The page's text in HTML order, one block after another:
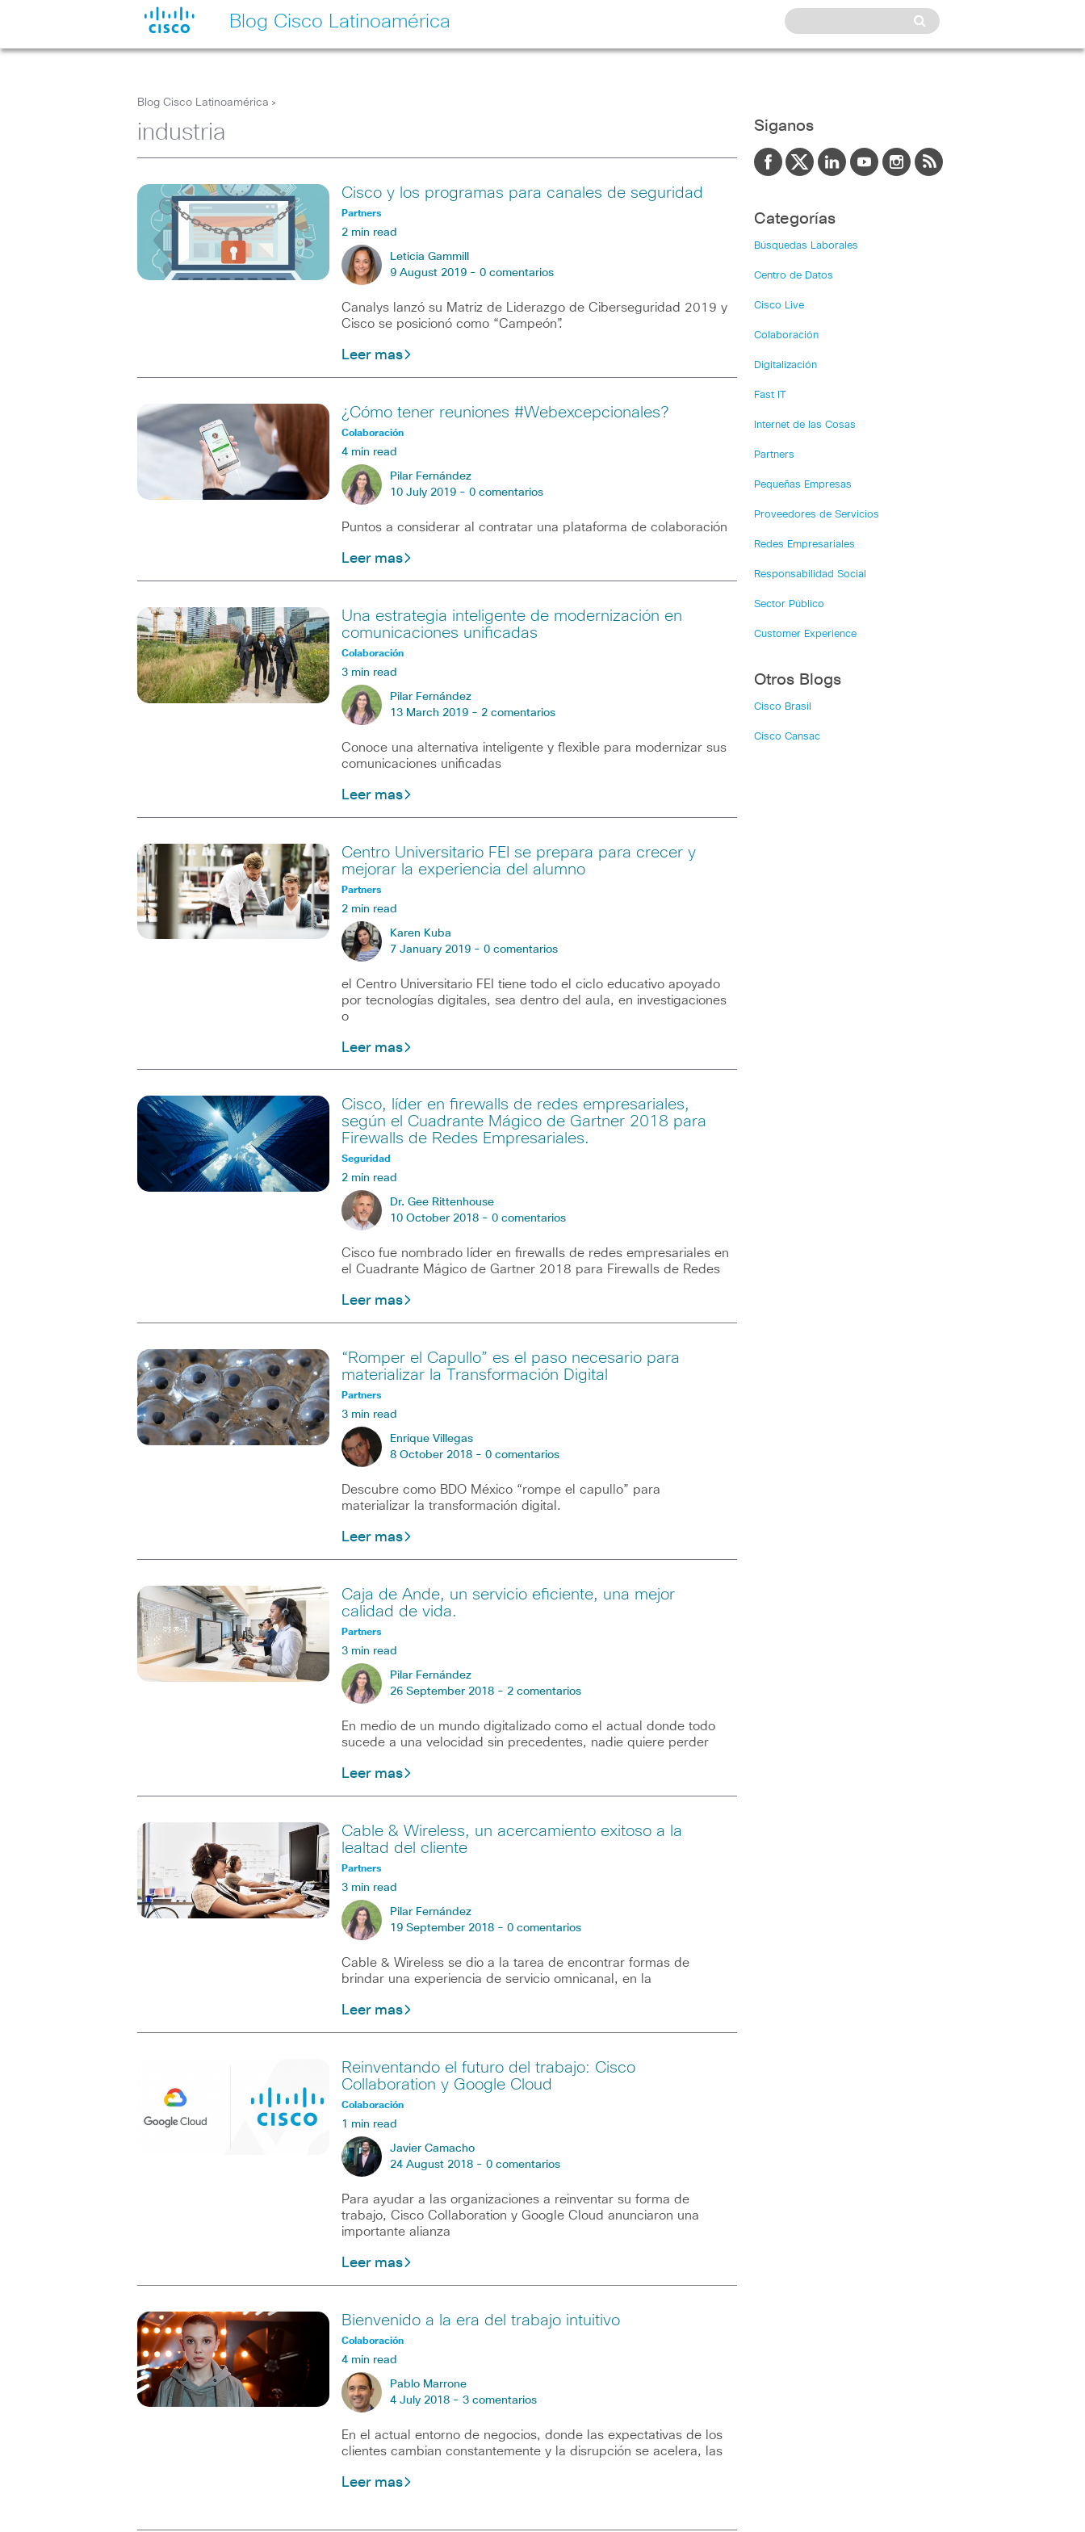
Blog Cisco Latinoamérica
Blog Cisco Latinoamérica >
industria
Cisco y los programas para canales de seguridad
Partners
2 min read
Leticia Gammill
9 August 2019 - 0 comentarios
Canalys lanzó su Matriz de Liderazgo de Ciberseguridad 2019 y
Cisco se posicionó como “Campeón”.
Leer mas
¿Cómo tener reuniones #Webexcepcionales?
Colaboración
4 min read
Pilar Fernández
10 July 2019 - 0 comentarios
Puntos a considerar al contratar una plataforma de colaboración
Leer mas
Una estrategia inteligente de modernización en
comunicaciones unificadas
Colaboración
3 min read
Pilar Fernández
13 March 2019 - 2 comentarios
Conoce una alternativa inteligente y flexible para modernizar sus
comunicaciones unificadas
Leer mas
Centro Universitario FEI se prepara para crecer y
mejorar la experiencia del alumno
Partners
2 min read
Karen Kuba
7 January 2019 - 0 comentarios
el Centro Universitario FEI tiene todo el ciclo educativo apoyado
por tecnologías digitales, sea dentro del aula, en investigaciones
o
Leer mas
Cisco, líder en firewalls de redes empresariales,
según el Cuadrante Mágico de Gartner 2018 para
Firewalls de Redes Empresariales.
Seguridad
2 min read
Dr. Gee Rittenhouse
10 October 2018 - 0 comentarios
Cisco fue nombrado líder en firewalls de redes empresariales en
el Cuadrante Mágico de Gartner 2018 para Firewalls de Redes
Leer mas
“Romper el Capullo” es el paso necesario para
materializar la Transformación Digital
Partners
3 min read
Enrique Villegas
8 October 2018 - 0 comentarios
Descubre como BDO México “rompe el capullo” para
materializar la transformación digital.
Leer mas
Caja de Ande, un servicio eficiente, una mejor
calidad de vida.
Partners
3 min read
Pilar Fernández
26 September 2018 - 2 comentarios
En medio de un mundo digitalizado como el actual donde todo
sucede a una velocidad sin precedentes, nadie quiere perder
Leer mas
Cable & Wireless, un acercamiento exitoso a la
lealtad del cliente
Partners
3 min read
Pilar Fernández
19 September 2018 - 0 comentarios
Cable & Wireless se dio a la tarea de encontrar formas de
brindar una experiencia de servicio omnicanal, en la
Leer mas
Reinventando el futuro del trabajo: Cisco
Collaboration y Google Cloud
Colaboración
1 min read
Javier Camacho
24 August 2018 - 0 comentarios
Para ayudar a las organizaciones a reinventar su forma de
trabajo, Cisco Collaboration y Google Cloud anunciaron una
importante alianza
Leer mas
Bienvenido a la era del trabajo intuitivo
Colaboración
4 min read
Pablo Marrone
4 July 2018 - 3 comentarios
En el actual entorno de negocios, donde las expectativas de los
clientes cambian constantemente y la disrupción se acelera, las
Leer mas
Siganos
Categorías
Búsquedas Laborales
Centro de Datos
Cisco Live
Colaboración
Digitalización
Fast IT
Internet de las Cosas
Partners
Pequeñas Empresas
Proveedores de Servicios
Redes Empresariales
Responsabilidad Social
Sector Público
Customer Experience
Otros Blogs
Cisco Brasil
Cisco Cansac